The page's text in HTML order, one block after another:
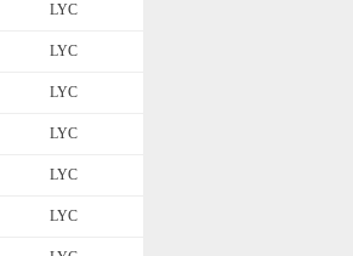
LYC
LYC
LYC
LYC
LYC
LYC